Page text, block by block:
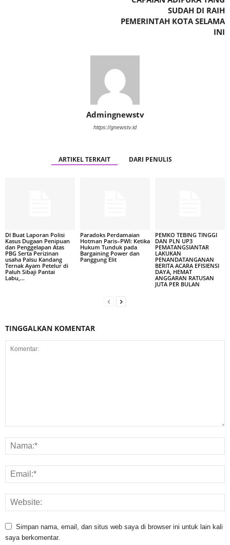
SUDAH DI RAIH
PEMERINTAH KOTA SELAMA
INI
Admingnewstv
https://gnewstv.id
ARTIKEL TERKAIT DARI PENULIS
DI Buat Laporan Polisi
Kasus Dugaan Penipuan
dan Penggelapan Atas
PBG Serta Perizinan
usaha Palsu Kandang
Ternak Ayam Petelur di
Paluh Sibaji Pantai
Labu,...
Paradoks Perdamaian
Hotman Paris–PWI: Ketika
Hukum Tunduk pada
Bargaining Power dan
Panggung Elit
PEMKO TEBING TINGGI
DAN PLN UP3
PEMATANGSIANTAR
LAKUKAN
PENANDATANGANAN
BERITA ACARA EFISIENSI
DAYA, HEMAT
ANGGARAN RATUSAN
JUTA PER BULAN
TINGGALKAN KOMENTAR
Simpan nama, email, dan situs web saya di browser ini untuk lain kali
saya berkomentar.